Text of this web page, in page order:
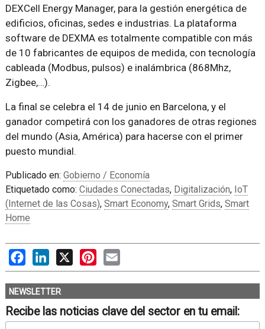
DEXCell Energy Manager, para la gestión energética de
edificios, oficinas, sedes e industrias. La plataforma
software de DEXMA es totalmente compatible con más
de 10 fabricantes de equipos de medida, con tecnología
cableada (Modbus, pulsos) e inalámbrica (868Mhz,
Zigbee,…).
La final se celebra el 14 de junio en Barcelona, y el
ganador competirá con los ganadores de otras regiones
del mundo (Asia, América) para hacerse con el primer
puesto mundial.
Publicado en: Gobierno / Economía
Etiquetado como: Ciudades Conectadas, Digitalización, IoT
(Internet de las Cosas), Smart Economy, Smart Grids, Smart
Home
FacebookLinkedIn
X PinterestEmail
NEWSLETTER
Recibe las noticias clave del sector en tu email: